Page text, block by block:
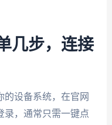
几步，连接
的设备系统，在官网
录，通常只需一键点